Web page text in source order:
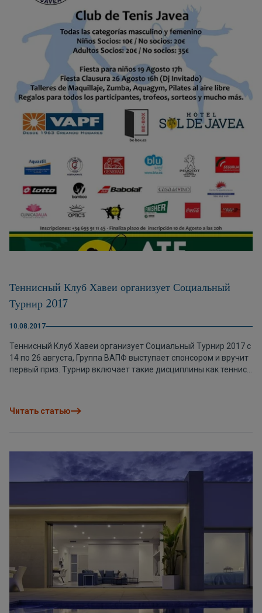
Группой ВАПФ можно по телефону +34 900 123 323.
Теннисный Клуб Хавеи организует Социальный
Турнир 2017
10.08.2017
Теннисный Клуб Хавеи организует Социальный Турнир 2017 с
14 по 26 августа, Группа ВАПФ выступает спонсором и вручит
первый приз. Турнир включает такие дисциплины как теннис,
категории состоится 19 августа в 17:00. Вечеринка по случаю
период турнира будут проходить следующие мастер-классы:
макияж, зумба, тренировки в воде, пилатес на свежем
воздухе, а также лотереи. Регистрация и информация по
Читать статью